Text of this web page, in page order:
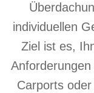
individuellen
Ziel ist es,
Carports